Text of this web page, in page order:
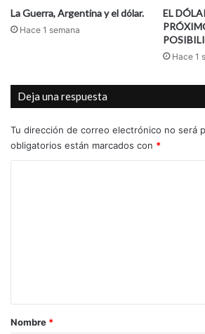
La Guerra, Argentina y el dólar.
Hace 1 semana
EL
Hace 1
Deja una respuesta
Tu dirección de correo electrónico no será
obligatorios están marcados con *
rNombre *